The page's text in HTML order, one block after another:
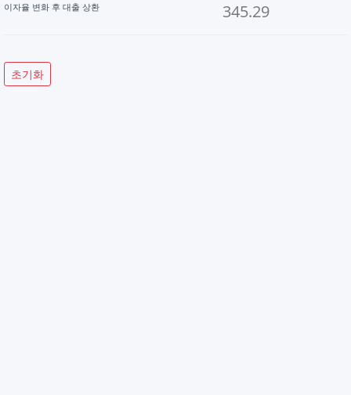
이자율 변화 후 대출 상환